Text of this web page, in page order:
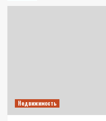
Недвижимость